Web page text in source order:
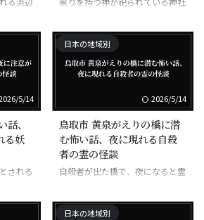
う
5/14
、
る妖
される
日本の地域別
2026/5/14
鳥取市 黄泉がえりの橋に潜
む怖い話、夜に現れる自殺
者の霊の怪談
自殺者が出た橋で、夜になると霊
日本の地域別